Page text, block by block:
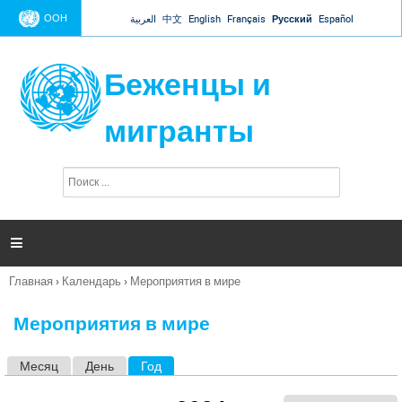
Jump to navigation
ООН العربية 中文 English Français Русский Español
Беженцы и
мигранты
п
и

Вы
Главная › Календарь › Мероприятия в мире
Мероприятия в мире
Месяц День Год